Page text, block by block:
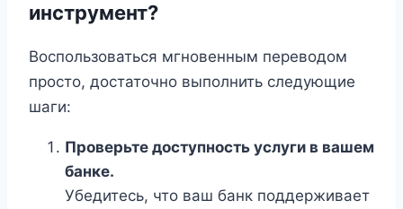
инструмент?
Воспользоваться мгновенным переводом
просто, достаточно выполнить следующие
шаги:
Проверьте доступность услуги в вашем
банке.
Убедитесь, что ваш банк поддерживает